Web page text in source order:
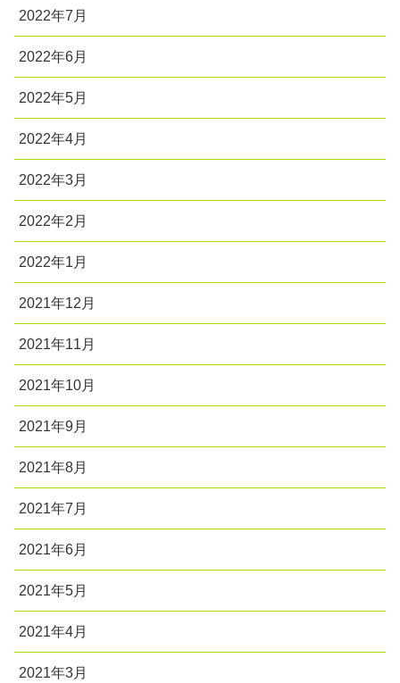
2022年7月
2022年6月
2022年5月
2022年4月
2022年3月
2022年2月
2022年1月
2021年12月
2021年11月
2021年10月
2021年9月
2021年8月
2021年7月
2021年6月
2021年5月
2021年4月
2021年3月